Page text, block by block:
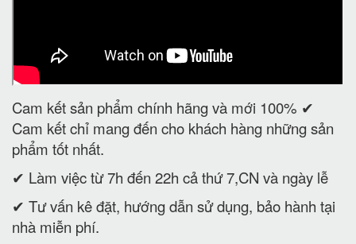
Cam kết sản phẩm chính hãng và mới 100% ✔
Cam kết chỉ mang đến cho khách hàng những sản
phẩm tốt nhất.
✔ Làm việc từ 7h đến 22h cả thứ 7,CN và ngày lễ
✔ Tư vấn kê đặt, hướng dẫn sử dụng, bảo hành tại
nhà miễn phí.